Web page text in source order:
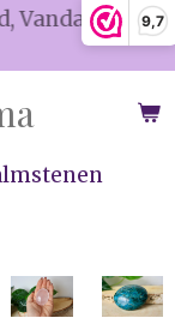
9,7
Vandaag